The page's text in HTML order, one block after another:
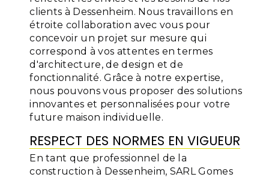
clients à Dessenheim. Nous travaillons en
étroite collaboration avec vous pour
concevoir un projet sur mesure qui
correspond à vos attentes en termes
d'architecture, de design et de
fonctionnalité. Grâce à notre expertise,
nous pouvons vous proposer des solutions
innovantes et personnalisées pour votre
future maison individuelle.
RESPECT DES NORMES EN VIGUEUR
En tant que professionnel de la
construction à Dessenheim, SARL Gomes